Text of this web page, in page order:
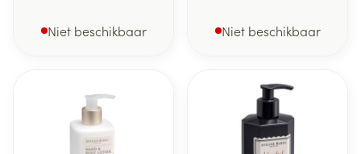
Niet beschikbaar Niet beschikbaar